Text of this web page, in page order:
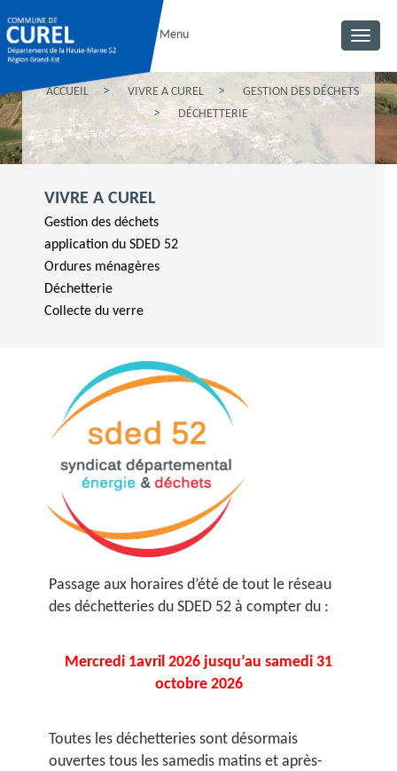
Menu
ACCUEIL VIVRE A CUREL
GESTION DES DÉCHETS
DÉCHETTERIE
VIVRE A CUREL
Gestion des déchets
application du SDED 52
Ordures ménagères
Déchetterie
Collecte du verre
Passage aux horaires d’été de tout le réseau
des déchetteries du SDED 52 à compter du :
Mercredi 1avril 2026 jusqu’au samedi 31
octobre 2026
Toutes les déchetteries sont désormais
ouvertes tous les samedis matins et après-